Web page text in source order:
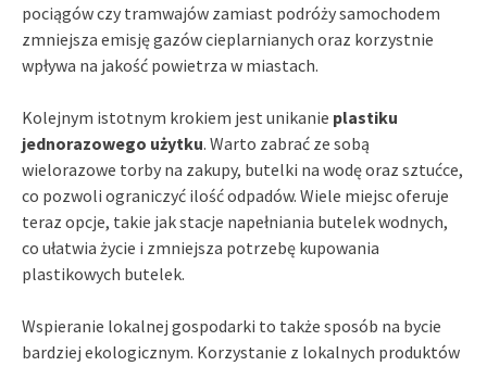
pociągów czy tramwajów zamiast podróży samochodem
zmniejsza emisję gazów cieplarnianych oraz korzystnie
wpływa na jakość powietrza w miastach.
Kolejnym istotnym krokiem jest unikanie plastiku
jednorazowego użytku. Warto zabrać ze sobą
wielorazowe torby na zakupy, butelki na wodę oraz sztućce,
co pozwoli ograniczyć ilość odpadów. Wiele miejsc oferuje
teraz opcje, takie jak stacje napełniania butelek wodnych,
co ułatwia życie i zmniejsza potrzebę kupowania
plastikowych butelek.
Wspieranie lokalnej gospodarki to także sposób na bycie
bardziej ekologicznym. Korzystanie z lokalnych produktów